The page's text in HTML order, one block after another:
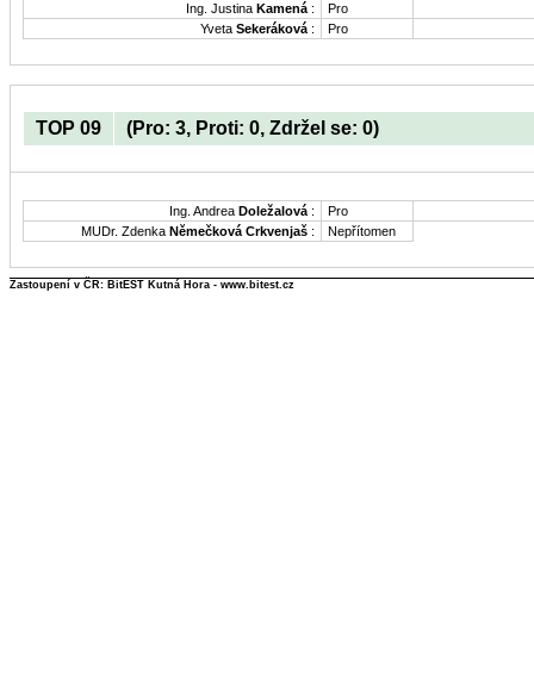
Ing. Justina Kamená :
Pro
Yveta Sekeráková : Pro
TOP 09 (Pro: 3, Proti: 0, Zdržel se: 0)
Ing. Andrea Doležalová :
Pro
MUDr. Zdenka Němečková Crkvenjaš : Nepřítomen
Zastoupení v ČR: BitEST Kutná Hora - www.bitest.cz